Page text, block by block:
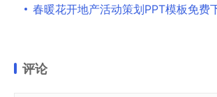
春暖花开地产活动策划PPT模板免费下载-春暖花开地产活动
评论